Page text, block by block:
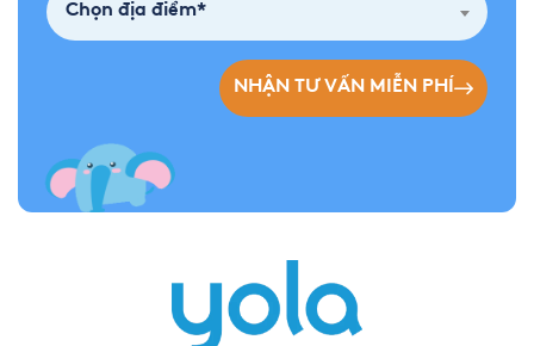
Chọn địa điểm*
NHẬN TƯ VẤN MIỄN PHÍ